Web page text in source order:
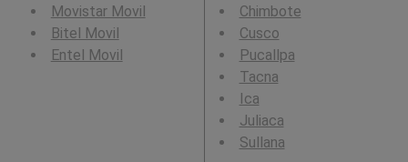
Movistar Movil
Bitel Movil
Entel Movil
Chimbote
Cusco
Pucallpa
Tacna
Ica
Juliaca
Sullana